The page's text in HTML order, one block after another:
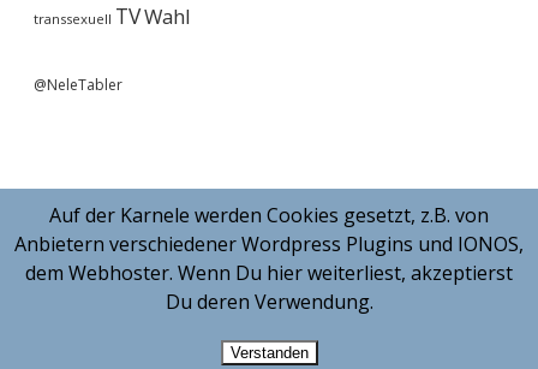
transsexuell TVWahl
@NeleTabler
Auf der Karnele werden Cookies gesetzt, z.B. von
Anbietern verschiedener Wordpress Plugins und IONOS,
dem Webhoster. Wenn Du hier weiterliest, akzeptierst
Du deren Verwendung.
Verstanden